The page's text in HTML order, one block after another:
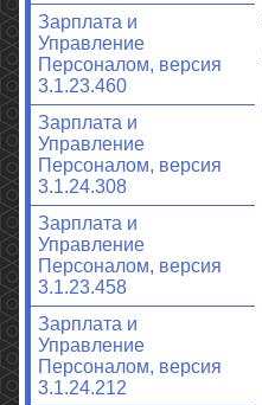
Зарплата и
Управление
Персоналом, версия
3.1.23.460
Зарплата и
Управление
Персоналом, версия
3.1.24.308
Зарплата и
Управление
Персоналом, версия
3.1.23.458
Зарплата и
Управление
Персоналом, версия
3.1.24.212